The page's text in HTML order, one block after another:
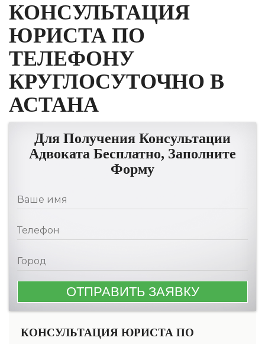
КОНСУЛЬТАЦИЯ
ЮРИСТА ПО
ТЕЛЕФОНУ
КРУГЛОСУТОЧНО В
АСТАНА
Для Получения Консультации
Адвоката Бесплатно, Заполните
Форму
КОНСУЛЬТАЦИЯ ЮРИСТА ПО